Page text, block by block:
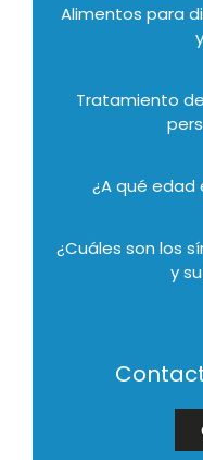
Alimentos para
Tratamiento
¿A qué edad
¿Cuáles son los
y